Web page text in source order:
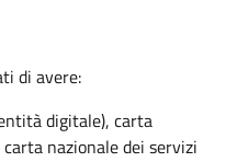
di avere:
digitale), carta
nazionale dei servizi